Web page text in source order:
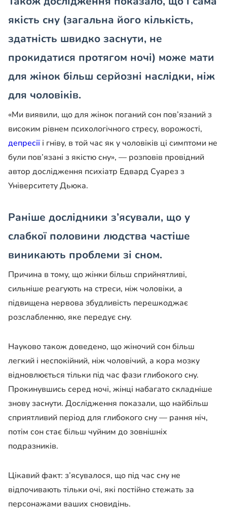
якість сну (загальна його кількість,
здатність швидко заснути, не
прокидатися протягом ночі) може мати
для жінок більш серйозні наслідки, ніж
для чоловіків.
«Ми виявили, що для жінок поганий сон пов’язаний з
високим рівнем психологічного стресу, ворожості,
депресіїі гніву, в той час як у чоловіків ці симптоми не
були пов’язані з якістю сну», — розповів провідний
автор дослідження психіатр Едвард Суарез з
Університету Дьюка.
Раніше дослідники з’ясували, що у
слабкої половини людства частіше
виникають проблеми зі сном.
Причина в тому, що жінки більш сприйнятливі,
сильніше реагують на стреси, ніж чоловіки, а
підвищена нервова збудливість перешкоджає
розслабленню, яке передує сну.
Науково також доведено, що жіночий сон більш
легкий і неспокійний, ніж чоловічий, а кора мозку
відновлюється тільки під час фази глибокого сну.
Прокинувшись серед ночі, жінці набагато складніше
знову заснути. Дослідження показали, що найбільш
сприятливий період для глибокого сну — рання ніч,
потім сон стає більш чуйним до зовнішніх
подразників.
Цікавий факт: з’ясувалося, що під час сну не
відпочивають тільки очі, які постійно стежать за
персонажами ваших сновидінь.